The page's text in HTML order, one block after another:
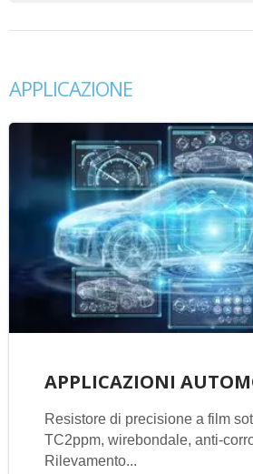
APPLICAZIONE
APPLICAZIONI
Resistore di precisione a film
TC2ppm, wirebondale, anti-
Rilevamento...